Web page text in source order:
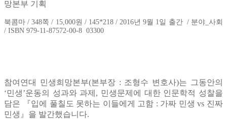
망본부 기획
북콤마 / 348쪽 / 15,000원 / 145*218 / 2016년 9월 1일 출간 / 분야_사회
/ ISBN 979-11-87572-00-8 03300
참여연대 민생희망본부(본부장 : 조형수 변호사)는 그동안의
‘민생’운동의 성과와 과제, 민생문제에 대한 인문학적 성찰을
담은 『입에 풀칠도 못하는 이들에게 고함 : 가짜 민생 vs 진짜
민생』을 발간했습니다.